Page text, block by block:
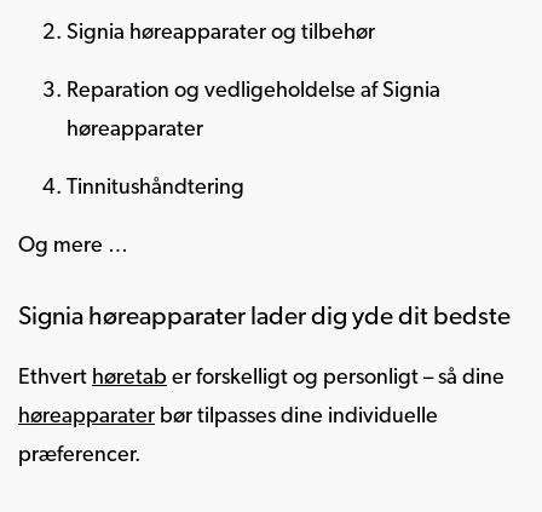
Signia høreapparater og tilbehør
Reparation og vedligeholdelse af Signia
høreapparater
Tinnitushåndtering
Og mere …
Signia høreapparater lader dig yde dit bedste
Ethvert høretab er forskelligt og personligt – så dine
høreapparater bør tilpasses dine individuelle
præferencer.